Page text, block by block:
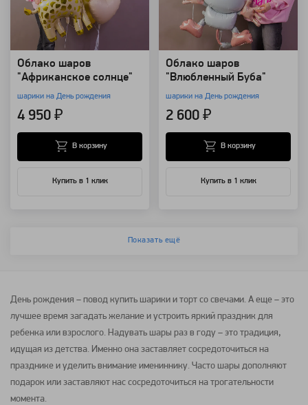
Облако шаров
"Африканское солнце"
шарики на День рождения
4 950 ₽
Купить в 1 клик
В корзину
Облако шаров
"Влюбленный Буба"
шарики на День рождения
2 600 ₽
Купить в 1 клик
В корзину
Показать ещё
День рождения – повод купить шарики и торт со свечами. А еще – это
лучшее время загадать желание и устроить яркий праздник для
ребенка или взрослого. Надувать шары раз в году – это традиция,
идущая из детства. Именно она заставляет сосредоточиться на
празднике и уделить внимание имениннику. Часто шары дополняют
подарок или заставляют нас сосредоточиться на трогательности
момента.